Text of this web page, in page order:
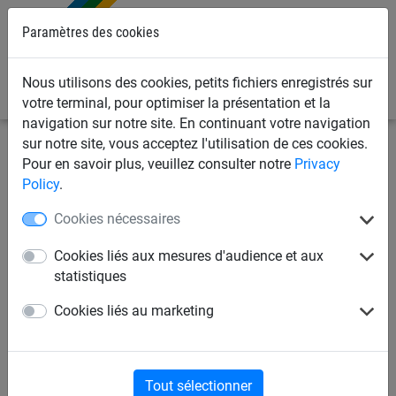
Paramètres des cookies
Nous utilisons des cookies, petits fichiers enregistrés sur
votre terminal, pour optimiser la présentation et la
navigation sur notre site. En continuant votre navigation
sur notre site, vous acceptez l'utilisation de ces cookies.
Pour en savoir plus, veuillez consulter notre Privacy
Policy.
Cookies nécessaires
Cookies liés aux mesures d'audience et aux
statistiques
Cookies liés au marketing
Tout sélectionner
Filets de sports Cordages
Anneaux de
gymnastique
Corde d'équilibre
Cordes à grimper Cordes de gymnastique